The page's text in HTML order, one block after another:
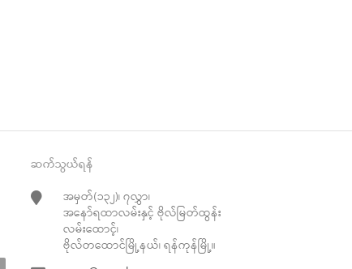
ဆက်သွယ်ရန်
အမှတ်(၁၃၂)၊ ၇လွှာ၊
အနော်ရထာလမ်းနှင့် ဗိုလ်မြတ်ထွန်း
လမ်းထောင့်၊
ဗိုလ်တထောင်မြို့နယ်၊ ရန်ကုန်မြို့။